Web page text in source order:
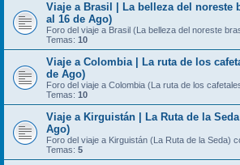
Viaje a Brasil | La belleza del noreste
al 16 de Ago)
Foro del viaje a Brasil (La belleza del noreste
Temas: 10
Viaje a Colombia | La ruta de los
de Ago)
Foro del viaje a Colombia (La ruta de los
Temas: 10
Viaje a Kirguistán | La Ruta de la
Ago)
Foro del viaje a Kirguistán (La Ruta de la Seda)
Temas: 5